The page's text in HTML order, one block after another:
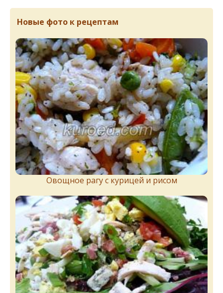
Новые фото к рецептам
Овощное рагу с курицей и рисом